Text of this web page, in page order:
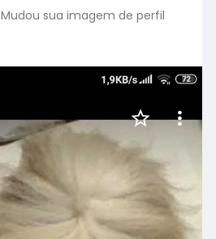
Mudou sua imagem de perfil